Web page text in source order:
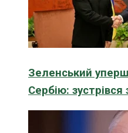
Зеленський
Сербію: